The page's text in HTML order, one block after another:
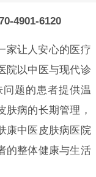
4901-6120
家让人安心的医疗
院以中医与现代诊
题的患者提供温
病的长期管理，
康中医皮肤病医院
的整体健康与生活